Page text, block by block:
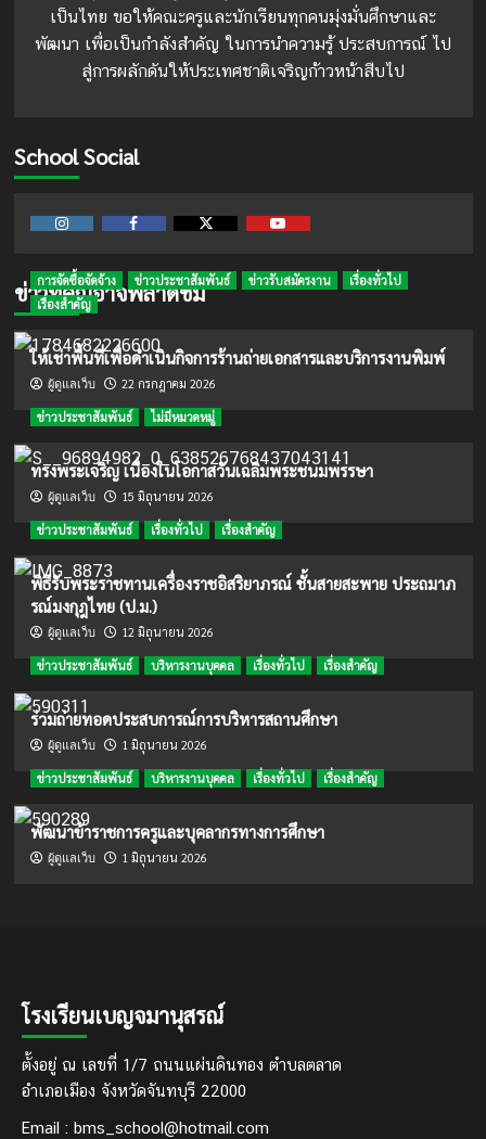
เป็นไทย ขอให้คณะครูและนักเรียนทุกคนมุ่งมั่นศึกษาและ
พัฒนา เพื่อเป็นกำลังสำคัญ ในการนำความรู้ ประสบการณ์ ไป
สู่การผลักดันให้ประเทศชาติเจริญก้าวหน้าสืบไป
School Social
ข่าวที่คุณอาจพลาดชม
การจัดซื้อจัดจ้าง ข่าวประชาสัมพันธ์ ข่าวรับสมัครงาน
เรื่องทั่วไป
เรื่องสำคัญ
ให้เช่าพื้นที่เพื่อดำเนินกิจการร้านถ่ายเอกสารและบริการงานพิมพ์
ผู้ดูแลเว็บ 22 กรกฎาคม 2026
ข่าวประชาสัมพันธ์ ไม่มีหมวดหมู่
ทรงพระเจริญ เนื่องในโอกาสวันเฉลิมพระชนมพรรษา
ผู้ดูแลเว็บ 15 มิถุนายน 2026
ข่าวประชาสัมพันธ์ เรื่องทั่วไป เรื่องสำคัญ
พิธีรับพระราชทานเครื่องราชอิสริยาภรณ์ ชั้นสายสะพาย ประถมาภ
รณ์มงกุฎไทย (ป.ม.)
ผู้ดูแลเว็บ 12 มิถุนายน 2026
ข่าวประชาสัมพันธ์ บริหารงานบุคคล เรื่องทั่วไป เรื่องสำคัญ
ร่วมถ่ายทอดประสบการณ์การบริหารสถานศึกษา
ผู้ดูแลเว็บ 1 มิถุนายน 2026
ข่าวประชาสัมพันธ์ บริหารงานบุคคล เรื่องทั่วไป เรื่องสำคัญ
พัฒนาข้าราชการครูและบุคลากรทางการศึกษา
ผู้ดูแลเว็บ 1 มิถุนายน 2026
โรงเรียนเบญจมานุสรณ์
ตั้งอยู่ ณ เลขที่ 1/7 ถนนแผ่นดินทอง ตำบลตลาด
อำเภอเมือง จังหวัดจันทบุรี 22000
Email : bms_school@hotmail.com